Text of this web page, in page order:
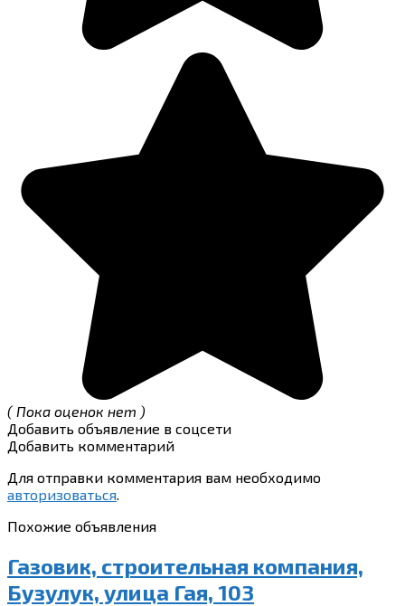
( Пока оценок нет )
Добавить объявление в соцсети
Добавить комментарий
Для отправки комментария вам необходимо
авторизоваться.
Похожие объявления
Газовик, строительная компания,
Бузулук, улица Гая, 103